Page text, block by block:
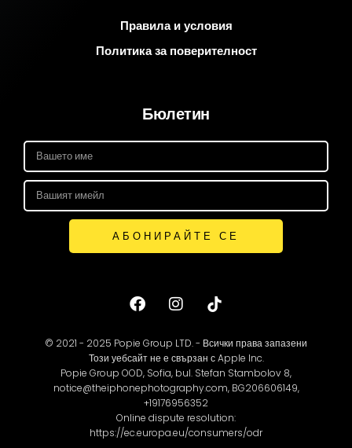
Правила и условия
Политика за поверителност
Бюлетин
АБОНИРАЙТЕ СЕ
© 2021 - 2025 Popie Group LTD. - Всички права запазени
Този уебсайт не е свързан с Apple Inc.
Popie Group OOD, Sofia, bul. Stefan Stambolov 8,
notice@theiphonephotography.com, BG206606149,
+19176956352
Online dispute resolution:
https://ec.europa.eu/consumers/odr